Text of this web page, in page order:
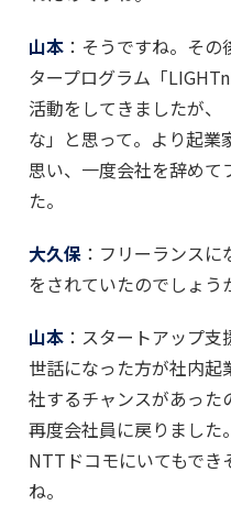
山本 ：そうですね。そ
タープログラム「
活動をしてきましたが、
な」と思って。より起業
思い、一度会社を辞めて
た。
大久保 ：フリーランス
をされていたのでしょう
山本 ：スタートアップ
世話になった方が社内起
社するチャンスがあった
再度会社員に戻りました
NTTドコモにいてもでき
ね。